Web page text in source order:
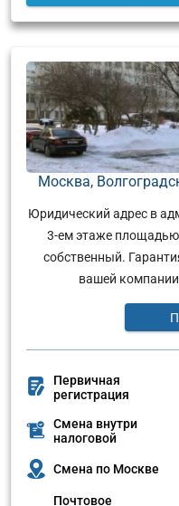
Москва,
Юридический адрес в
3-ем этаже
собственный.
вашей
Первичная
регистрация
Смена внутри
налоговой
Смена по Москве
Почтовое